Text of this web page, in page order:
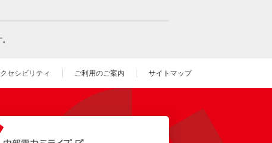
セシビリティ ご利用のご案内 サイトマップ